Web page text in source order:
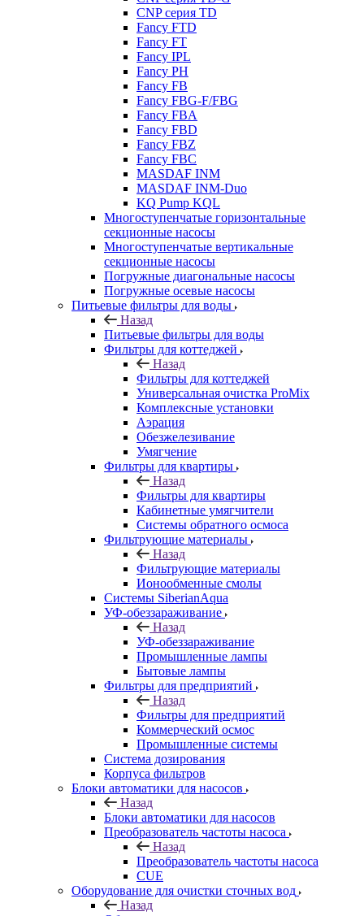
CNP серия TD
Fancy FTD
Fancy FT
Fancy IPL
Fancy PH
Fancy FB
Fancy FBG-F/FBG
Fancy FBA
Fancy FBD
Fancy FBZ
Fancy FBC
MASDAF INM
MASDAF INM-Duo
KQ Pump KQL
Многоступенчатые горизонтальные
секционные насосы
Многоступенчатые вертикальные
секционные насосы
Погружные диагональные насосы
Погружные осевые насосы
Питьевые фильтры для воды
Назад
Питьевые фильтры для воды
Фильтры для коттеджей
Назад
Фильтры для коттеджей
Универсальная очистка ProMix
Комплексные установки
Аэрация
Обезжелезивание
Умягчение
Фильтры для квартиры
Назад
Фильтры для квартиры
Кабинетные умягчители
Системы обратного осмоса
Фильтрующие материалы
Назад
Фильтрующие материалы
Ионообменные смолы
Системы SiberianAqua
УФ-обеззараживание
Назад
УФ-обеззараживание
Промышленные лампы
Бытовые лампы
Фильтры для предприятий
Назад
Фильтры для предприятий
Коммерческий осмос
Промышленные системы
Система дозирования
Корпуса фильтров
Блоки автоматики для насосов
Назад
Блоки автоматики для насосов
Преобразователь частоты насоса
Назад
Преобразователь частоты насоса
CUE
Оборудование для очистки сточных вод
Назад